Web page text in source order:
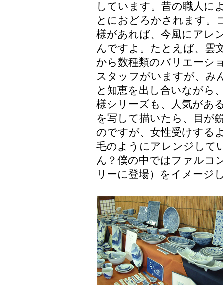
しています。昔の職人に
とにおどろかされます。
様があれば、今風にアレ
んですよ。たとえば、雲
から数種類のバリエーシ
スタッフがいますが、み
と知恵を出し合いながら
様シリーズも、人気があ
を写して描いたら、目が
のですが、女性受けする
毛のようにアレンジして
ん？僕の中ではファルコ
リーに登場）をイメージ